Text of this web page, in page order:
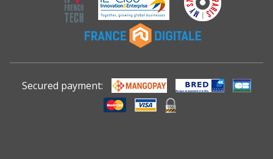
Secured payment: